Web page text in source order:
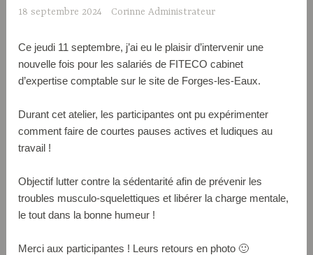
18 septembre 2024 Corinne Administrateur
Ce jeudi 11 septembre, j’ai eu le plaisir d’intervenir une
nouvelle fois pour les salariés de FITECO cabinet
d’expertise comptable sur le site de Forges-les-Eaux.
Durant cet atelier, les participantes ont pu expérimenter
comment faire de courtes pauses actives et ludiques au
travail !
Objectif lutter contre la sédentarité afin de prévenir les
troubles musculo-squelettiques et libérer la charge mentale,
le tout dans la bonne humeur !
Merci aux participantes ! Leurs retours en photo 🙂